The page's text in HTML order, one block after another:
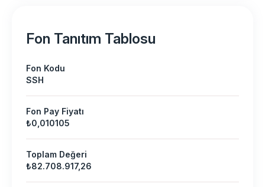
Fon Tanıtım Tablosu
Fon Kodu
SSH
Fon Pay Fiyatı
₺0,010105
Toplam Değeri
₺82.708.917,26